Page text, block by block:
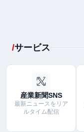
サービス
産業新聞SNS
最新ニュースをリア
ルタイム配信